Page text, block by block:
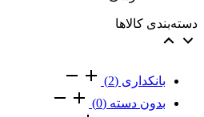
دسته‌بندی کالاها
بانکداری (2)
بدون دسته‌ (0)